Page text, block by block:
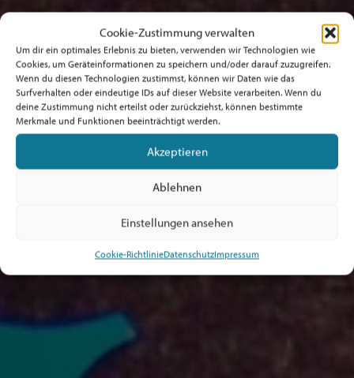
Cookie-Zustimmung verwalten
Um dir ein optimales Erlebnis zu bieten, verwenden wir Technologien wie
Cookies, um Geräteinformationen zu speichern und/oder darauf zuzugreifen.
Wenn du diesen Technologien zustimmst, können wir Daten wie das
Surfverhalten oder eindeutige IDs auf dieser Website verarbeiten. Wenn du
deine Zustimmung nicht erteilst oder zurückziehst, können bestimmte
Merkmale und Funktionen beeinträchtigt werden.
Akzeptieren
Ablehnen
Einstellungen ansehen
Cookie-RichtlinieDatenschutzImpressum